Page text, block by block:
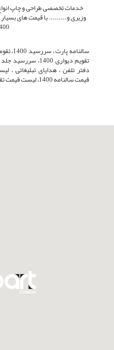
خدمات تخصصی طراحی و چاپ
وزیری و......... با قیمت های
قیمت سالنامه 1400، لیست قیمت تقویم رومیزی 1400،